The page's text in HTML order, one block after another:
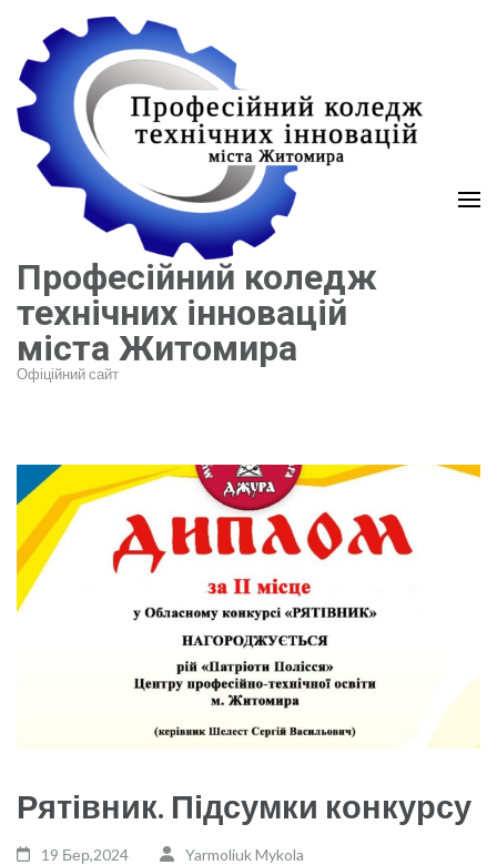
вмісту
(натисніть
Enter)
Професійний коледж
технічних інновацій
міста Житомира
Офіційний сайт
Рятівник. Підсумки конкурсу
19 Бер,2024 Yarmoliuk Mykola